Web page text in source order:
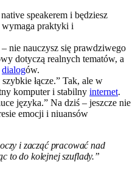
speakerem i będziesz
wymaga praktyki i
nie nauczysz się prawdziwego
dotyczą realnych tematów, a
dialogów.
łącze.” Tak, ale w
komputer i stabilny internet.
języka.” Na dziś – jeszcze nie
emocji i niuansów
i zacząć pracować nad
to do kolejnej szuflady.”